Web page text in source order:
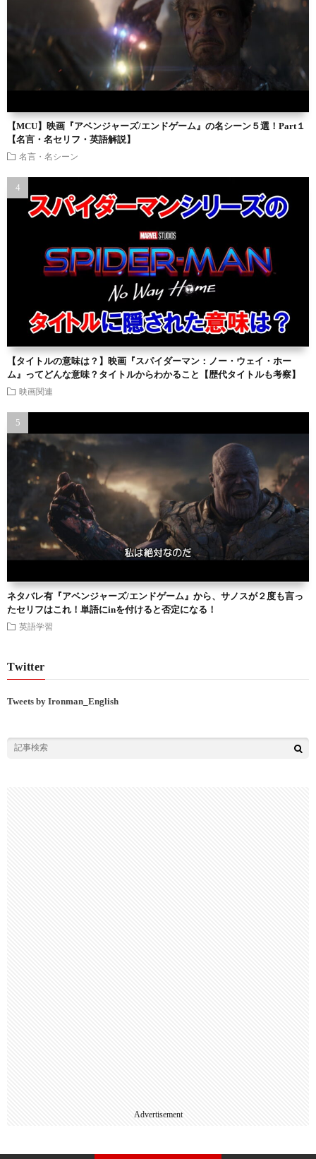
【MCU】映画『アベンジャーズ/エンドゲーム』の名シーン５選！Part１
【名言・名セリフ・英語解説】
名言・名シーン
【タイトルの意味は？】映画『スパイダーマン：ノー・ウェイ・ホー
ム』ってどんな意味？タイトルからわかること【歴代タイトルも考察】
映画関連
ネタバレ有『アベンジャーズ/エンドゲーム』から、サノスが２度も言っ
たセリフはこれ！単語にinを付けると否定になる！
英語学習
Twitter
Tweets by Ironman_English
Advertisement